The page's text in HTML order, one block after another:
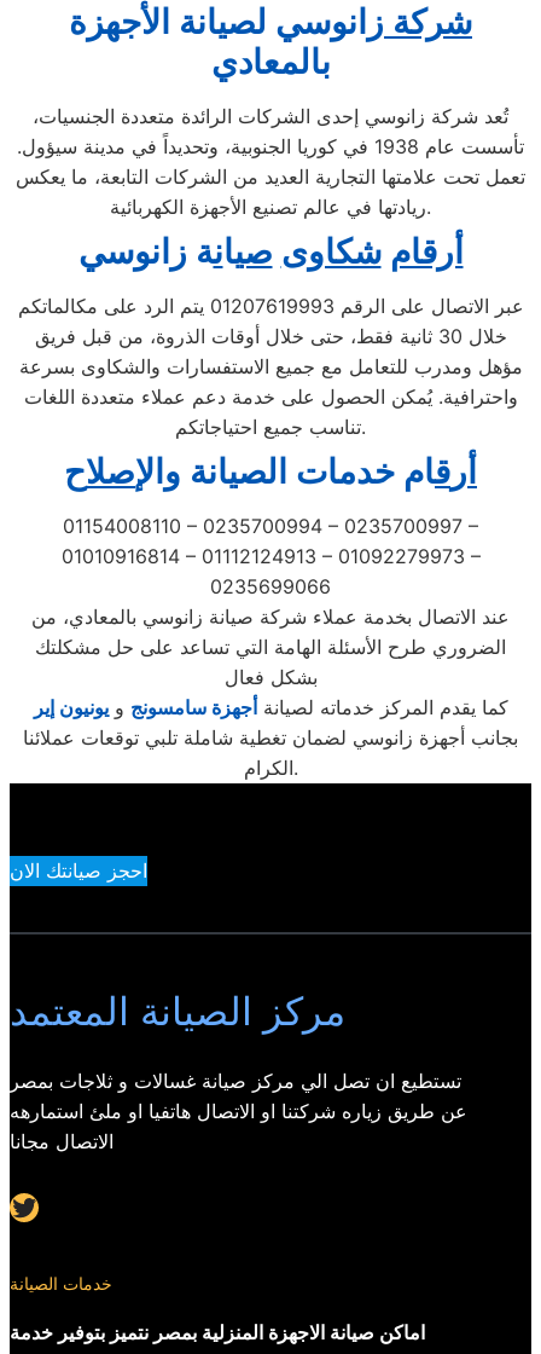
شركة زانوسي لصيانة الجهزة
بالمعادي
تُعد شركة زانوسي إحدى الشركات الرائدة متعددة الجنسيات،
تأسست عام 1938 في كوريا الجنوبية، وتحديداً في مدينة سيؤول.
تعمل تحت علامتها التجارية العديد من الشركات التابعة، ما يعكس
ريادتها في عالم تصنيع الأجهزة الكهربائية.
أرقام شكاوى صيانة زانوسي
عبر الاتصال على الرقم 01207619993 يتم الرد على مكالماتكم
خلال 30 ثانية فقط، حتى خلال أوقات الذروة، من قبل فريق
مؤهل ومدرب للتعامل مع جميع الاستفسارات والشكاوى بسرعة
واحترافية. يُمكن الحصول على خدمة دعم عملاء متعددة اللغات
تناسب جميع احتياجاتكم.
أر قام خدمات الصيانة و الإصلاح
01154008110 – 0235700994 – 0235700997 –
01010916814 – 01112124913 – 01092279973 –
0235699066
عند الاتصال بخدمة عملاء شركة صيانة زانوسي بالمعادي، من
الضروري طرح الأسئلة الهامة التي تساعد على حل مشكلتك
بشكل فعال
كما يقدم المركز خدماته لصيانة أجهزة سامسونج ويونيون إير
بجانب أجهزة زانوسي لضمان تغطية شاملة تلبي توقعات عملائنا
الكرام.
احجز صيانتك الان
مركز الصيانة المعتمد
تستطيع ان تصل الي مركز صيانة غسالات و ثلاجات بمصر
عن طريق زياره شركتنا او الاتصال هاتفيا او ملئ استمارهه
الاتصال مجانا
Twitter
خدمات الصيانة
اماكن صيانة الاجهزة المنزلية بمصر نتميز بتوفير خدمة